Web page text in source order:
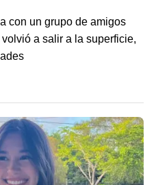
con un grupo de amigos
a salir a la superficie,